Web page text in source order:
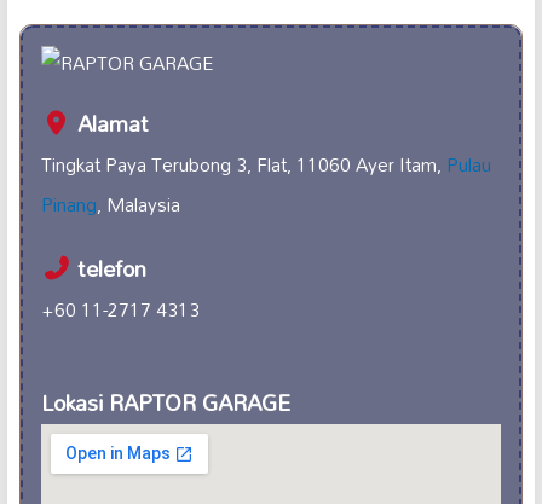
Alamat
Tingkat Paya Terubong 3, Flat, 11060 Ayer Itam,Pulau
Pinang, Malaysia
telefon
+60 11-2717 4313
Lokasi RAPTOR GARAGE